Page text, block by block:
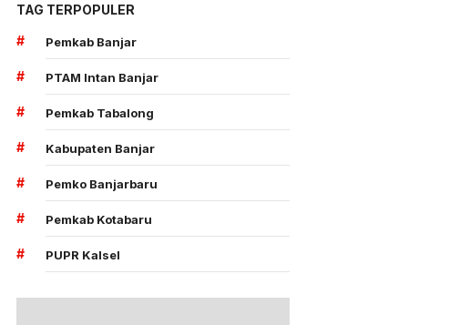
TAG TERPOPULER
#
Pemkab Banjar
# PTAM Intan Banjar
# Pemkab Tabalong
# Kabupaten Banjar
# Pemko Banjarbaru
# Pemkab Kotabaru
# PUPR Kalsel